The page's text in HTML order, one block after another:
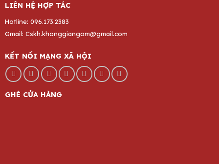
LIÊN HỆ HỢP TÁC
Hotline: 096.173.2383
Gmail: Cskh.khonggiangom@gmail.com
KẾT NỐI MẠNG XÃ HỘI
GHÉ CỬA HÀNG